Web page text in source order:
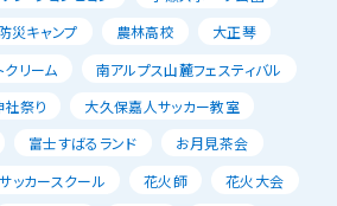
防災キャンプ 農林高校
大正琴
クリーム
南アルプス山麓フェスティバル
祭り
大久保嘉人サッカー教室
富士すばるランド
お月見茶会
サッカースクール 花火師
花火大会